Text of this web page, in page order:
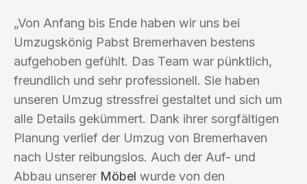
„Von Anfang bis Ende haben wir uns bei
Umzugskönig Pabst Bremerhaven bestens
aufgehoben gefühlt. Das Team war pünktlich,
freundlich und sehr professionell. Sie haben
unseren Umzug stressfrei gestaltet und sich um
alle Details gekümmert. Dank ihrer sorgfältigen
Planung verlief der Umzug von Bremerhaven
nach Uster reibungslos. Auch der Auf- und
Abbau unserer Möbel wurde von den